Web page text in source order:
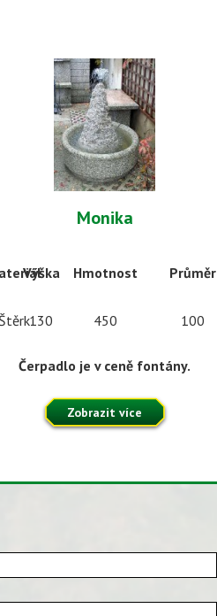
Výška
130
Monika
Hmotnost Průměr
Štěrk 450 100
Čerpadlo je v ceně fontány.
Zobrazit více